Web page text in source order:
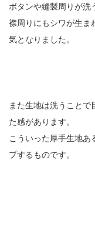
ボタンや縫製周りが洗
襟周りにもシワが生ま
気となりました。
また生地は洗うことで
た感があります。
こういった厚手生地あ
プするものです。